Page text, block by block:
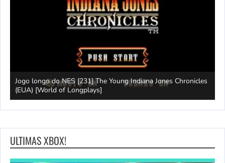
Jogo longo do NES [231] The Young Indiana Jones Chronicles
(EUA) [World of Longplays]
ULTIMAS XBOX!